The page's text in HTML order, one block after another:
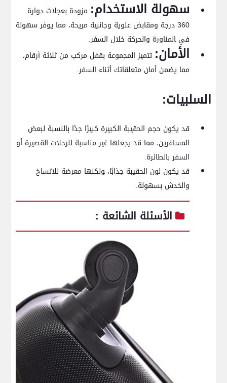
سهولة​ الاستخدام: مزودة بعجلات دوارة
360 درجة ومقابض علوية وجانبية ⁣مريحة، مما⁤ يوفر سهولة
في ‍المناورة والحركة خلال السفر.
الأمان: تتميز المجموعة​ بقفل مركب من ثلاثة أرقام،‌
مما يضمن أمان متعلقاتك أثناء السفر.
السلبيات:
قد يكون ‌حجم الحقيبة الكبيرة كبيرًا جدًا بالنسبة لبعض
المسافرين، مما قد يجعلها غير مناسبة للرحلات القصيرة ⁣أو
السفر بالطائرة.
قد يكون لون الحقيبة جذابًا، ‍ولكنها⁢ معرضة للاتساخ
والخدش بسهولة.
الأسئلة الشائعة :